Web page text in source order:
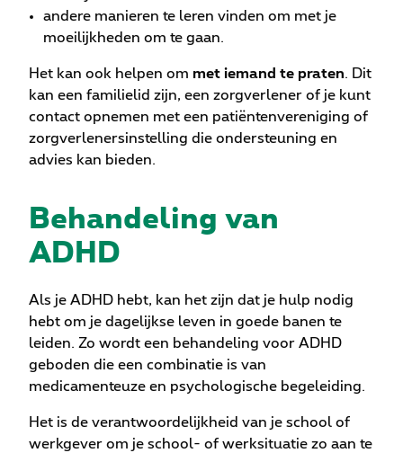
andere manieren te leren vinden om met je
moeilijkheden om te gaan.
Het kan ook helpen om met iemand te praten. Dit
kan een familielid zijn, een zorgverlener of je kunt
contact opnemen met een patiëntenvereniging of
zorgverlenersinstelling die ondersteuning en
advies kan bieden.
Behandeling van
ADHD
Als je ADHD hebt, kan het zijn dat je hulp nodig
hebt om je dagelijkse leven in goede banen te
leiden. Zo wordt een behandeling voor ADHD
geboden die een combinatie is van
medicamenteuze en psychologische begeleiding.
Het is de verantwoordelijkheid van je school of
werkgever om je school- of werksituatie zo aan te